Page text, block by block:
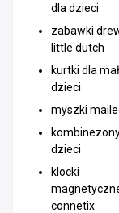
dla dzieci
zabawki
little dutch
kurtki dla
dzieci
myszki
dzieci
klocki
connetix